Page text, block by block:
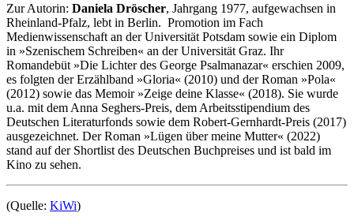
Zur Autorin: Daniela Dröscher, Jahrgang 1977, aufgewachsen in
Rheinland-Pfalz, lebt in Berlin. Promotion im Fach
Medienwissenschaft an der Universität Potsdam sowie ein Diplom
in »Szenischem Schreiben« an der Universität Graz. Ihr
Romandebüt »Die Lichter des George Psalmanazar« erschien 2009,
es folgten der Erzählband »Gloria« (2010) und der Roman »Pola«
(2012) sowie das Memoir »Zeige deine Klasse« (2018). Sie wurde
u.a. mit dem Anna Seghers-Preis, dem Arbeitsstipendium des
Deutschen Literaturfonds sowie dem Robert-Gernhardt-Preis (2017)
ausgezeichnet. Der Roman »Lügen über meine Mutter« (2022)
stand auf der Shortlist des Deutschen Buchpreises und ist bald im
Kino zu sehen.
(Quelle: KiWi)